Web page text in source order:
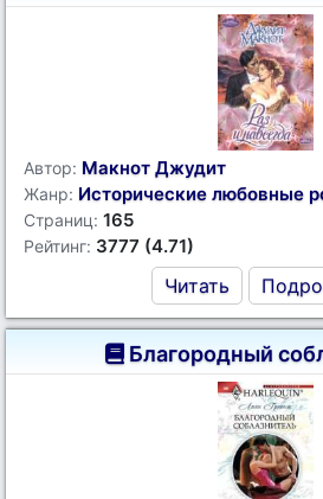
Автор: Макнот Джудит
Жанр: Исторические любовные
Страниц: 165
Рейтинг: 3777 (4.71)
Читать
Благородный